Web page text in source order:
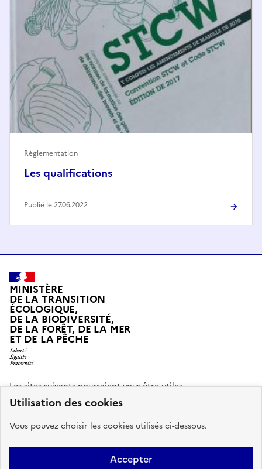
Utilisation des cookies
Vous pouvez choisir les cookies utilisés ci-dessous.
Accepter
Les qualifications
Règlementation
Publié le 27.06.2022
MINISTÈRE
DE LA TRANSITION
ÉCOLOGIQUE,
DE LA BIODIVERSITÉ,
DE LA FORÊT, DE LA MER
ET DE LA PÊCHE
LIBERTÉ, ÉGALITÉ, FRATERNITÉ
Les sites suivants pourraient vous être utiles.
Pied
de
page